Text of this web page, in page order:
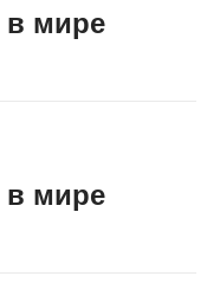
в мире
в мире